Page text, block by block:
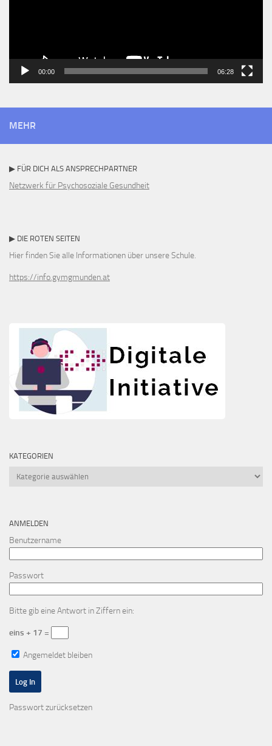
00:00 06:28
MEHR
▶ FÜR DICH ALS ANSPRECHPARTNER
Netzwerk für Psychosoziale Gesundheit
▶ DIE ROTEN SEITEN
Hier finden Sie alle Informationen über unsere Schule.
https://info.gymgmunden.at
KATEGORIEN
Kategorien
ANMELDEN
Benutzername
Passwort
Bitte gib eine Antwort in Ziffern ein:
eins + 17 =
Angemeldet bleiben
Passwort zurücksetzen